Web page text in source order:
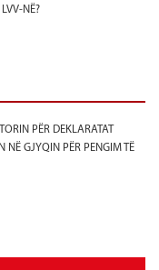
NË?
PËR DEKLARATAT
NË GJYQIN PËR PENGIM TË